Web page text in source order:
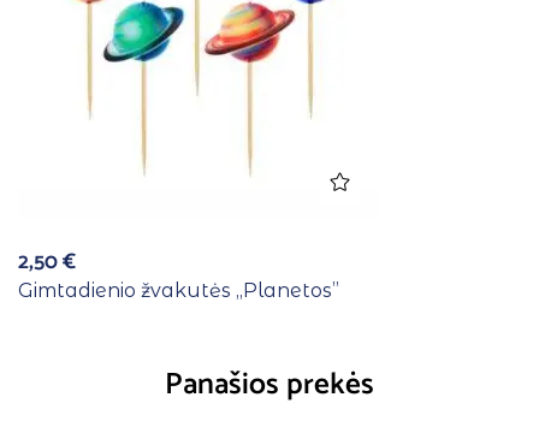
2,50€
Gimtadienio žvakutės ,,Planetos”
Panašios prekės